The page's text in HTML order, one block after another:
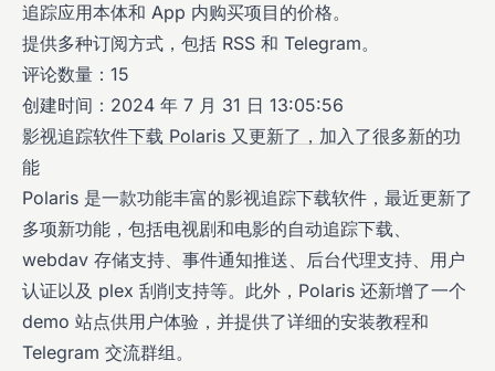
追踪应用本体和 App 内购买项目的价格。
提供多种订阅方式，包括 RSS 和 Telegram。
评论数量：15
创建时间：2024 年 7 月 31 日 13:05:56
影视追踪软件下载 Polaris 又更新了，加入了很多新的功
能
Polaris 是一款功能丰富的影视追踪下载软件，最近更新了
多项新功能，包括电视剧和电影的自动追踪下载、
webdav 存储支持、事件通知推送、后台代理支持、用户
认证以及 plex 刮削支持等。此外，Polaris 还新增了一个
demo 站点供用户体验，并提供了详细的安装教程和
Telegram 交流群组。